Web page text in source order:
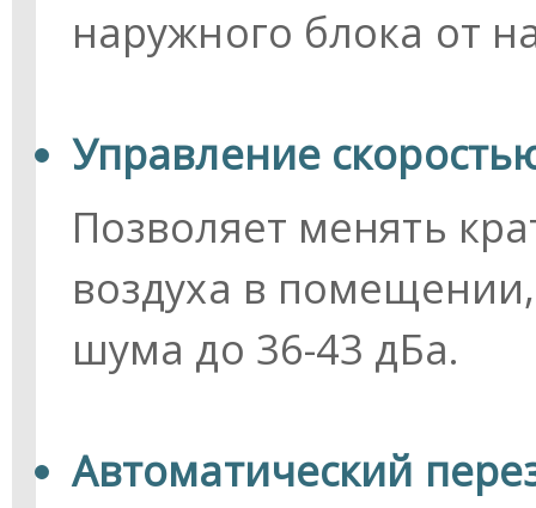
наружного блока от
Управление
Позволяет менять
воздуха в
шума до 36-43 дБа.
Автоматический